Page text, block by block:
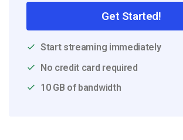
Get Started!
Start streaming immediately
No credit card required
10 GB of bandwidth